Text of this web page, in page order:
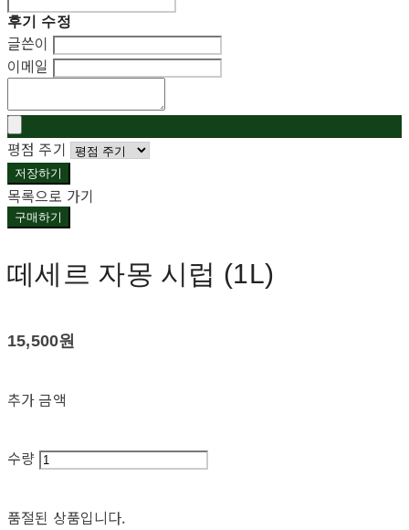
후기 수정
글쓴이
이메일
평점 주기
저장하기
목록으로 가기
구매하기
떼세르 자몽 시럽 (1L)
15,500원
추가 금액
수량
품절된 상품입니다.